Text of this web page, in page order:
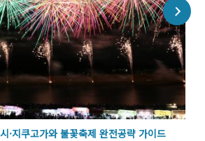
·지쿠고가와 불꽃축제 완전공략 가이드